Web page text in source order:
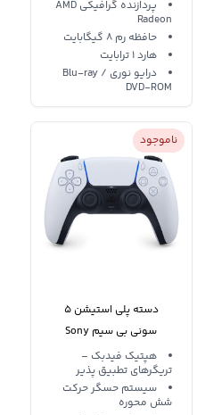
پردازنده گرافیکی AMD
Radeon
حافظه رم 8 گیگابایت
هارد 1 ترابایت
درایو نوری Blu-ray /
DVD-ROM
ناموجود
دسته پلی‌ استیشن 5
سونی بی سیم Sony
DUALSENSE
هپتیک فیدبک –
تریگرهای تطبیق پذیر
سیستم حسگر حرکت
شش محوره